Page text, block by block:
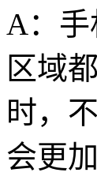
A：
区域
时，
会更